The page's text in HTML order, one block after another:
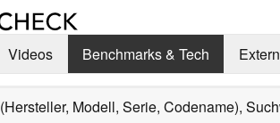
Videos Benchmarks & Tech
(Hersteller, Modell, Serie, Codename),